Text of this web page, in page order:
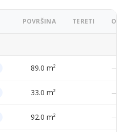
POVRŠINA TERETI
89.0 m² —
33.0 m² —
92.0 m² —